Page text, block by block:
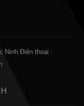
Ninh Điện thoại :